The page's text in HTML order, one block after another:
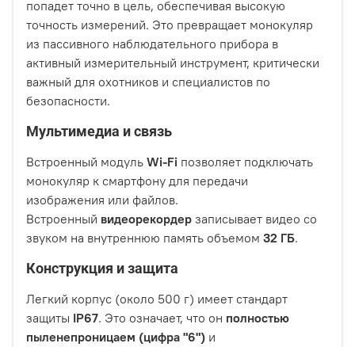
попадет точно в цель, обеспечивая высокую
точность измерений. Это превращает монокуляр
из пассивного наблюдательного прибора в
активный измерительный инструмент, критически
важный для охотников и специалистов по
безопасности.
Мультимедиа и связь
Встроенный модуль Wi-Fi позволяет подключать
монокуляр к смартфону для передачи
изображения или файлов.
Встроенный видеорекордер записывает видео со
звуком на внутреннюю память объемом 32 ГБ.
Конструкция и защита
Легкий корпус (около 500 г) имеет стандарт
защиты IP67. Это означает, что он полностью
пыленепроницаем (цифра "6") и